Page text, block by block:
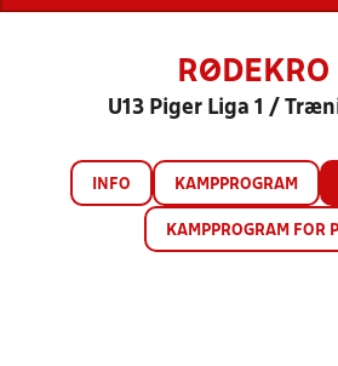
RØDEKRO
U13 Piger Liga 1 /
INFO KAMPPROGRAM
KAMPPROGRAM FOR